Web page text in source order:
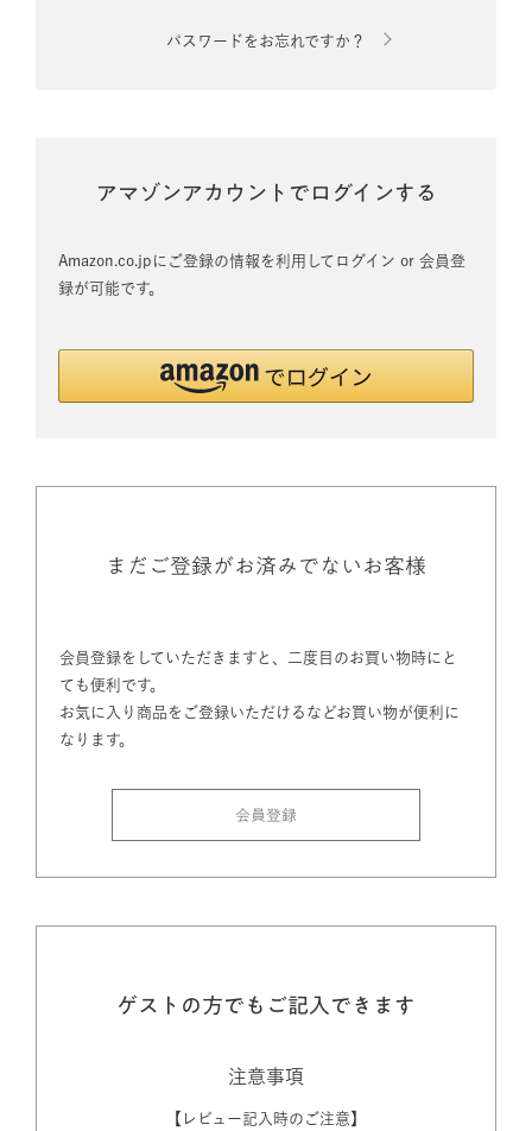
パスワードをお忘れですか？
アマゾンアカウントでログインする
Amazon.co.jpにご登録の情報を利用してログイン or 会員登
録が可能です。
まだご登録がお済みでないお客様
会員登録をしていただきますと、二度目のお買い物時にと
ても便利です。
お気に入り商品をご登録いただけるなどお買い物が便利に
なります。
会員登録
ゲストの方でもご記入できます
注意事項
【レビュー記入時のご注意】